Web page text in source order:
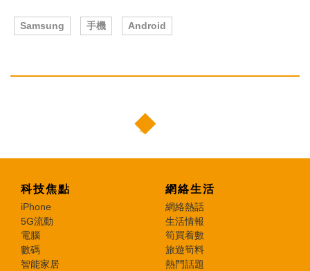
Samsung 手機 Android
科技焦點
iPhone
5G流動
電腦
數碼
智能家居
網絡生活
網絡熱話
生活情報
筍買着數
旅遊筍料
熱門話題